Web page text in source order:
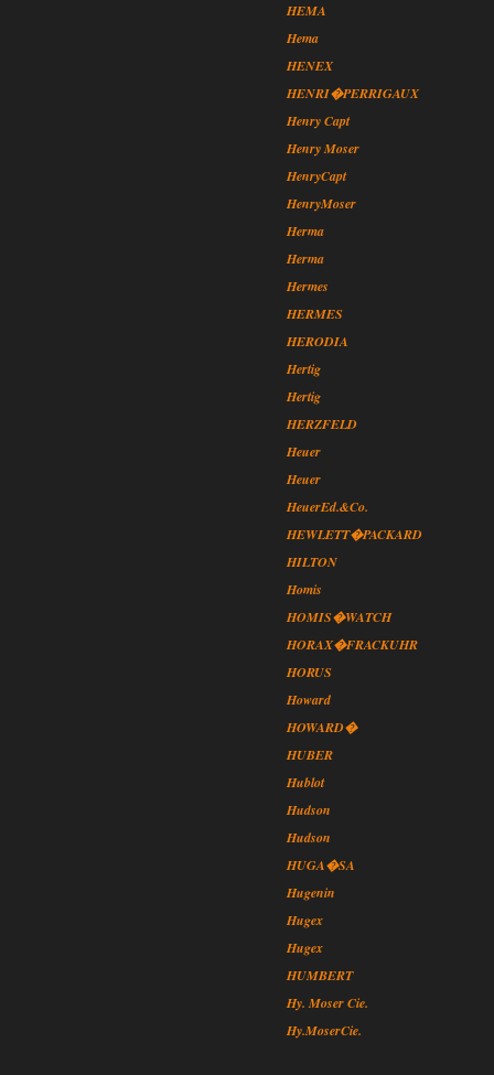
HEMA
Hema
HENEX
HENRI�PERRIGAUX
Henry Capt
Henry Moser
HenryCapt
HenryMoser
Herma
Herma
Hermes
HERMES
HERODIA
Hertig
Hertig
HERZFELD
Heuer
Heuer
HeuerEd.&Co.
HEWLETT�PACKARD
HILTON
Homis
HOMIS�WATCH
HORAX�FRACKUHR
HORUS
Howard
HOWARD�
HUBER
Hublot
Hudson
Hudson
HUGA�SA
Hugenin
Hugex
Hugex
HUMBERT
Hy. Moser Cie.
Hy.MoserCie.